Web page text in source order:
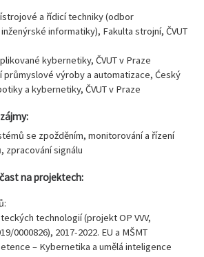
a řídicí techniky (odbor
informatiky), Fakulta strojní, ČVUT
kybernetiky, ČVUT v Praze
průmyslové výroby a automatizace, Ćeský
a kybernetiky, ČVUT v Praze
se zpožděním, monitorování a řízení
zpracování signálu
na projektech:
technologií (projekt OP VVV,
0000826), 2017-2022. EU a MŠMT
– Kybernetika a umělá inteligence